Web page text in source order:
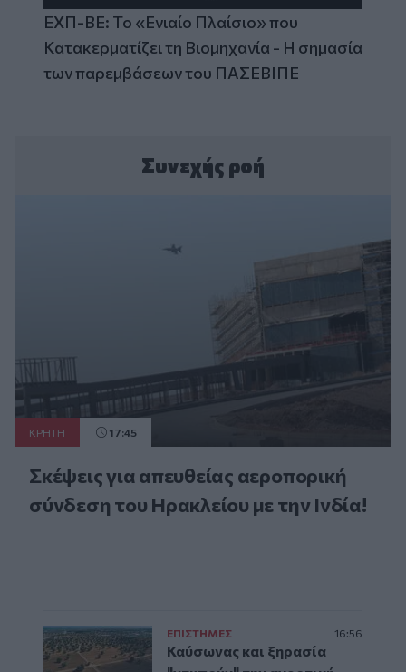
ΕΧΠ-ΒΕ: Το «Ενιαίο Πλαίσιο» που
Κατακερματίζει τη Βιομηχανία - Η σημασία
των παρεμβάσεων του ΠΑΣΕΒΙΠΕ
Συνεχής ροή
ΚΡΗΤΗ 17:45
Σκέψεις για απευθείας αεροπορική
σύνδεση του Ηρακλείου με την Ινδία!
ΕΠΙΣΤΗΜΕΣ 16:56
Καύσωνας και ξηρασία